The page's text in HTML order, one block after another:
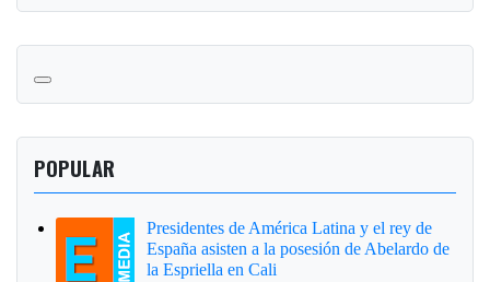
POPULAR
Presidentes de América Latina y el rey de
España asisten a la posesión de Abelardo de
la Espriella en Cali